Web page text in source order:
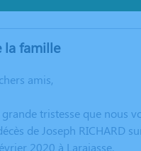
la famille
amis,
grande tristesse que nous
de Joseph RICHARD
2020 à Larajasse.